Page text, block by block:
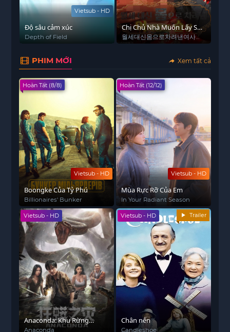
Vietsub - HD
Độ sâu cảm xúc
Depth of Field
Chị Chủ Nhà Muốn Lấy Sức
Để Trả Tiền Thuê
월세대신몸으로차려낸여사장
의술상
PHIM MỚI Xem tất cả
Vietsub - HD
Hoàn Tất (8/8)
Boongke Của Tỷ Phú
Billionaires' Bunker
Vietsub - HD
Hoàn Tất (12/12)
Mùa Rực Rỡ Của Em
In Your Radiant Season
Vietsub - HD
Anaconda: Khu Rừng
Anaconda
Vietsub - HD Trailer
Chân nến
Candleshoe